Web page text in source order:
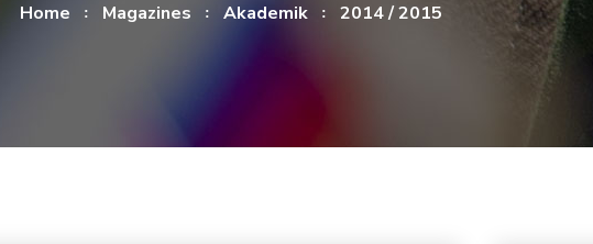
Home Magazines Akademik 2014 / 2015